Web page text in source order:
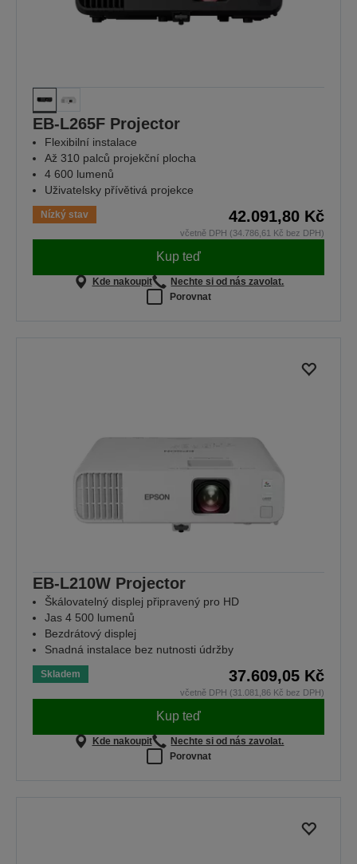
EB-L265F Projector
Flexibilní instalace
Až 310 palců projekční plocha
4 600 lumenů
Uživatelsky přívětivá projekce
Nízký stav 42.091,80 Kč
včetně DPH (34.786,61 Kč bez DPH)
Kup teď
Kde nakoupit
Nechte si od nás zavolat.
Porovnat
EB-L210W Projector
Škálovatelný displej připravený pro HD
Jas 4 500 lumenů
Bezdrátový displej
Snadná instalace bez nutnosti údržby
Skladem 37.609,05 Kč
včetně DPH (31.081,86 Kč bez DPH)
Kup teď
Kde nakoupit
Nechte si od nás zavolat.
Porovnat